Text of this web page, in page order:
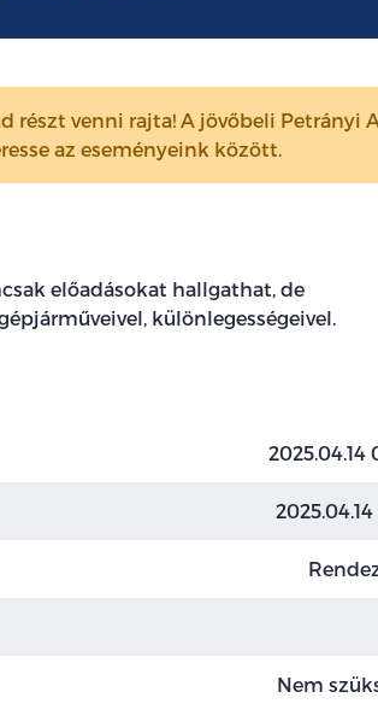
részt venni rajta! A jövőbeli Petrányi
az eseményeink között.
előadásokat hallgathat, de
különlegességeivel.
2025.04.14
2025.04.14
Nem